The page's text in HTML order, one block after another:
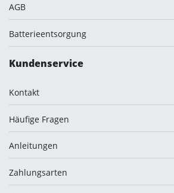
AGB
Batterieentsorgung
Kundenservice
Kontakt
Häufige Fragen
Anleitungen
Zahlungsarten